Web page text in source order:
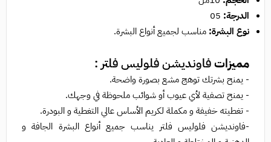
الدرجة:
نوع البشرة: مناسب لجميع أنواع البشرة.
مميزاتفاونديشن فلوليس فلتر :
- يمنح بشرتك توهج مشع بصورة واضحة.
- يمنح تصفية لأي عيوب أو شوائب ملحوظة في وجهك.
- تغطيته خفيفة و مكملة لكريم الأساس عالي التغطية و البودرة.
-فاونديشن فلوليس فلتر يناسب جميع أنواع البشرة الجافة و